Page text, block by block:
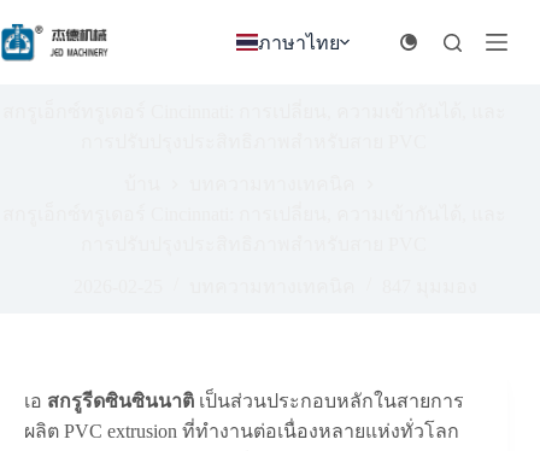
ไป
ภาษาไทย
เอ สกรูรีดซินซินนาติ เป็นส่วนประกอบหลักในสายการ
ผลิต PVC extrusion ที่ทำงานต่อเนื่องหลายแห่งทั่วโลก